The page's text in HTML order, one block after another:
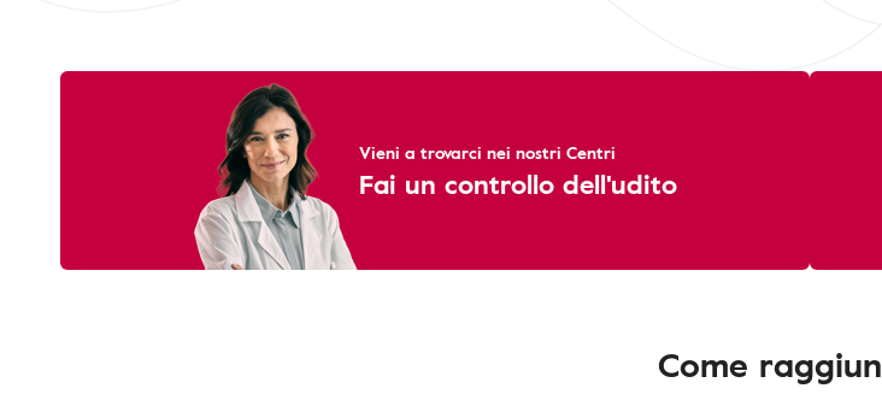
Vieni a trovarci nei nostri Centri
Fai un controllo dell'udito
Come